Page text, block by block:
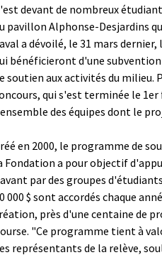
devant de nombreux
pavillon Alphonse-Desjardins
a dévoilé, le 31 mars
bénéficieront d'une subvention
soutien aux activités du milieu.
qui s'est terminée le 1er
des équipes dont le
en 2000, le programme de
Fondation a pour objectif
par des groupes
000 $ sont accordés chaque
près d'une centaine de
"Ce programme tient à
représentants de la relève,